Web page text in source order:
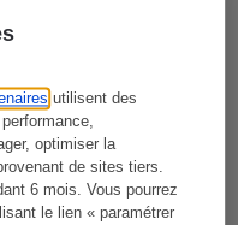
utilisent des
optimiser la
de sites tiers.
6 mois. Vous pourrez
le lien « paramétrer